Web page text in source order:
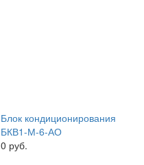
Блок кондиционирования
БКВ1-М-6-АО
0 руб.